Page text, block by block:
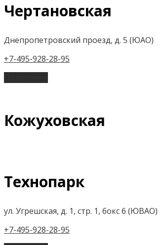
Чертановская
Днепропетровский проезд, д. 5 (ЮАО)
+7-495-928-28-95
Кожуховская
Технопарк
ул. Угрешская, д. 1, стр. 1, бокс 6 (ЮВАО)
+7-495-928-28-95